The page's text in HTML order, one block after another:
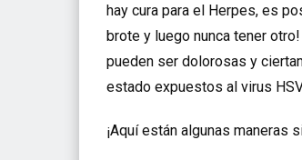
hay cura para el Herpes, es
brote y luego nunca tener
pueden ser dolorosas y
estado expuestos al virus
¡Aquí están algunas